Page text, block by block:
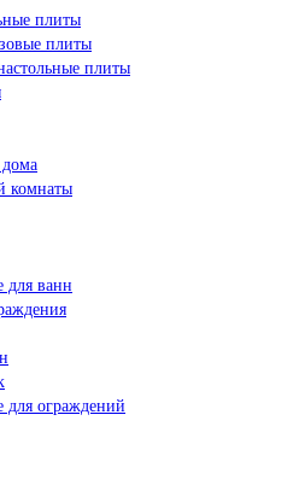
плиты
плиты
плиты
комнаты
ванн
ограждений